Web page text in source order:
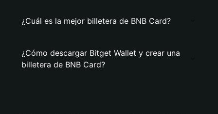
¿Cuál es la mejor billetera de BNB Card?
¿Cómo descargar Bitget Wallet y crear una
billetera de BNB Card?